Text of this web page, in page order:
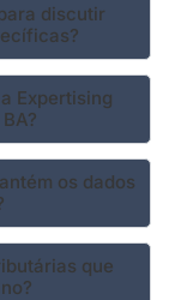
discutir
Expertising
os dados
que